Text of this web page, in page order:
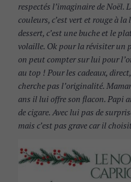
respectés l’imaginaire de Noël.
couleurs, c’est vert et rouge à
dessert, c’est une buche et le
volaille. Ok pour la révisiter un
on peut compter sur lui pour
au top ! Pour les cadeaux,
cherche pas l’originalité.
ans il lui offre son flacon. Papi
de cigare. Avec lui pas de
mais c’est pas grave car il